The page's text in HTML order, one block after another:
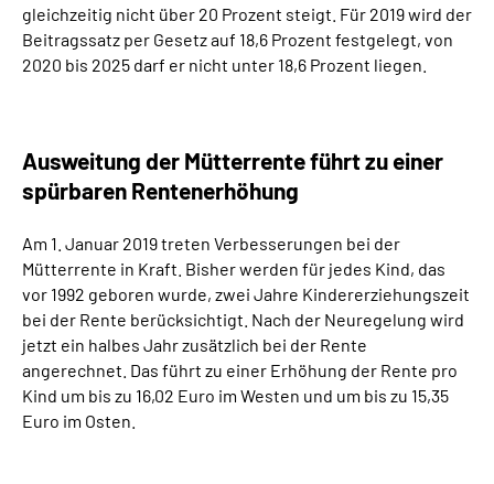
gleichzeitig nicht über 20 Prozent steigt. Für 2019 wird der
Beitragssatz per Gesetz auf 18,6 Prozent festgelegt, von
2020 bis 2025 darf er nicht unter 18,6 Prozent liegen.
Ausweitung der Mütterrente führt zu einer
spürbaren Rentenerhöhung
Am 1. Januar 2019 treten Verbesserungen bei der
Mütterrente in Kraft. Bisher werden für jedes Kind, das
vor 1992 geboren wurde, zwei Jahre Kindererziehungszeit
bei der Rente berücksichtigt. Nach der Neuregelung wird
jetzt ein halbes Jahr zusätzlich bei der Rente
angerechnet. Das führt zu einer Erhöhung der Rente pro
Kind um bis zu 16,02 Euro im Westen und um bis zu 15,35
Euro im Osten.